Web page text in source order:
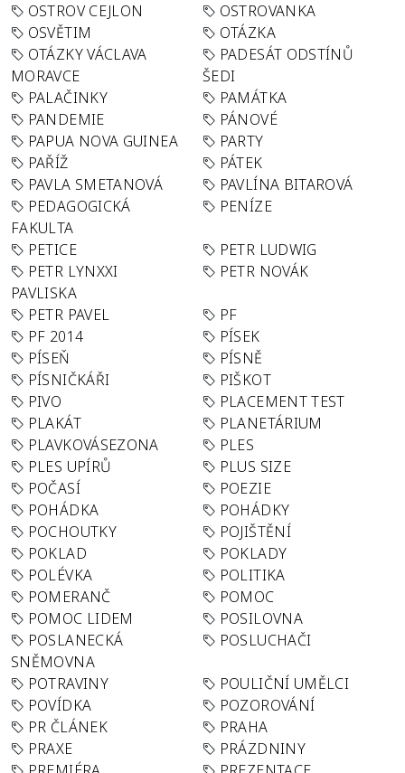
OSTROV CEJLON
OSTROVANKA
OSVĚTIM
OTÁZKA
OTÁZKY VÁCLAVA
MORAVCE
PADESÁT ODSTÍNŮ
ŠEDI
PALAČINKY
PAMÁTKA
PANDEMIE
PÁNOVÉ
PAPUA NOVA GUINEA
PARTY
PAŘÍŽ
PÁTEK
PAVLA SMETANOVÁ
PAVLÍNA BITAROVÁ
PEDAGOGICKÁ
FAKULTA
PENÍZE
PETICE
PETR LUDWIG
PETR LYNXXI
PAVLISKA
PETR NOVÁK
PETR PAVEL
PF
PF 2014
PÍSEK
PÍSEŇ
PÍSNĚ
PÍSNIČKÁŘI
PIŠKOT
PIVO
PLACEMENT TEST
PLAKÁT
PLANETÁRIUM
PLAVKOVÁSEZONA
PLES
PLES UPÍRŮ
PLUS SIZE
POČASÍ
POEZIE
POHÁDKA
POHÁDKY
POCHOUTKY
POJIŠTĚNÍ
POKLAD
POKLADY
POLÉVKA
POLITIKA
POMERANČ
POMOC
POMOC LIDEM
POSILOVNA
POSLANECKÁ
SNĚMOVNA
POSLUCHAČI
POTRAVINY
POULIČNÍ UMĚLCI
POVÍDKA
POZOROVÁNÍ
PR ČLÁNEK
PRAHA
PRAXE
PRÁZDNINY